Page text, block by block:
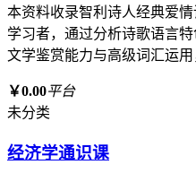
本资料收录智利诗人经典爱
学习者，通过分析诗歌语言
文学鉴赏能力与高级词汇运
￥0.00平台
未分类
经济学通识课